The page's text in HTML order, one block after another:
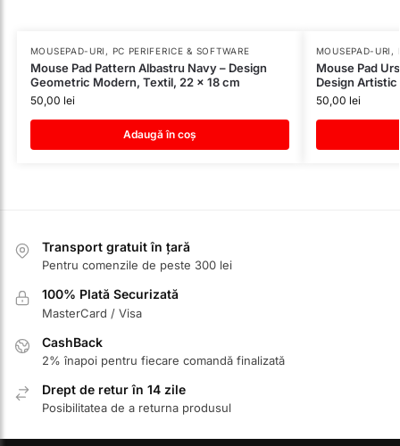
MOUSEPAD-URI , PC PERIFERICE & SOFTWARE
Mouse Pad Pattern Albastru Navy – Design
Geometric Modern, Textil, 22 x 18 cm
50,00 lei
Adaugă în coș
MOUSEPAD-URI ,
Mouse Pad
Design
50,00 lei
Transport gratuit în țară
Pentru comenzile de peste 300 lei
100% Plată Securizată
MasterCard / Visa
CashBack
2% înapoi pentru fiecare comandă finalizată
Drept de retur în 14 zile
Posibilitatea de a returna produsul